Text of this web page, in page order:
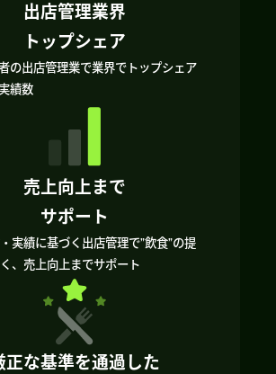
出店管理業界
トップシェア
の出店管理業で業界でトップシェア
績数
売上向上まで
サポート
実績に基づく出店管理で”飲食”の提
、売上向上までサポート
正な基準を通過した